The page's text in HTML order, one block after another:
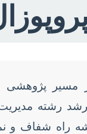
مسیر
رشته مدیریت
راه شفاف و